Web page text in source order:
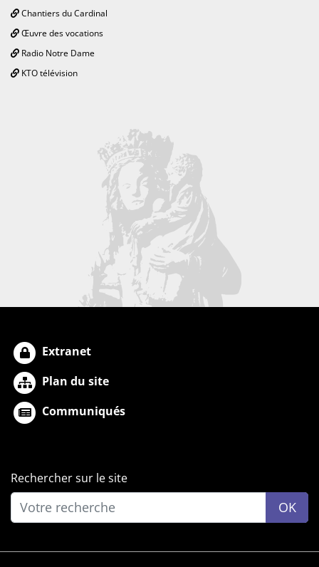
Chantiers du Cardinal
Œuvre des vocations
Radio Notre Dame
KTO télévision
Extranet
Plan du site
Communiqués
Rechercher sur le site
OK